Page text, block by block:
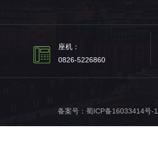
座机：
0826-5226860
备案号： 蜀ICP备16033414号-1